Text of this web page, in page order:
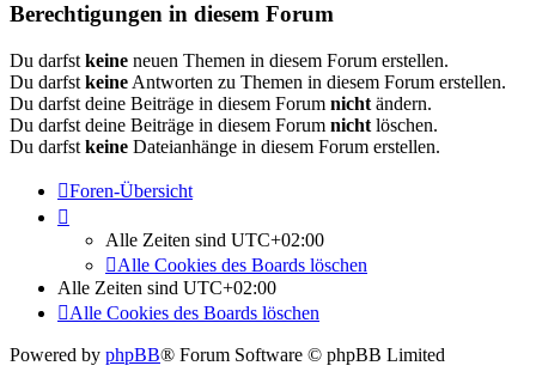
Berechtigungen in diesem Forum
Du darfst keine neuen Themen in diesem Forum erstellen.
Du darfst keine Antworten zu Themen in diesem Forum erstellen.
Du darfst deine Beiträge in diesem Forum nicht ändern.
Du darfst deine Beiträge in diesem Forum nicht löschen.
Du darfst keine Dateianhänge in diesem Forum erstellen.
Foren-Übersicht
Alle Zeiten sind UTC+02:00
Alle Cookies des Boards löschen
Alle Zeiten sind UTC+02:00
Alle Cookies des Boards löschen
Powered by phpBB® Forum Software © phpBB Limited